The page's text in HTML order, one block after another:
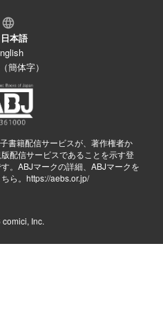
日本語
簡体字）
書籍配信サービスが、著作権者か
配信サービスであることを示す登
。ABJマークの詳細、ABJマークを
ら。 https://aebs.or.jp/
comici, Inc.